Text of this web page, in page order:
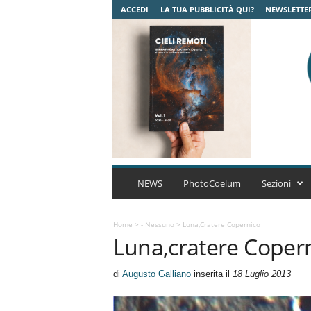
ACCEDI LA TUA PUBBLICITÀ QUI?
C
u
m
A
r
NEWS PhotoCoelum Sezioni
Home > - Nessuno> Luna,cratere Copernico
Luna,cratere
di Augusto Gallianoinserita il 18 Luglio 2013